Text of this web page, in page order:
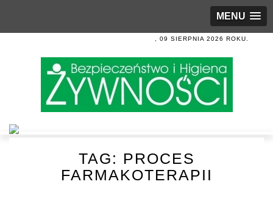
MENU
, 09 SIERPNIA 2026 ROKU.
TAG: PROCES
FARMAKOTERAPII